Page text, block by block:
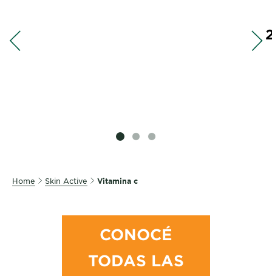
SLIDE 1
SLIDE 2SLIDE 3
Home Skin Active Vitamina c
CONOCÉ
TODAS LAS